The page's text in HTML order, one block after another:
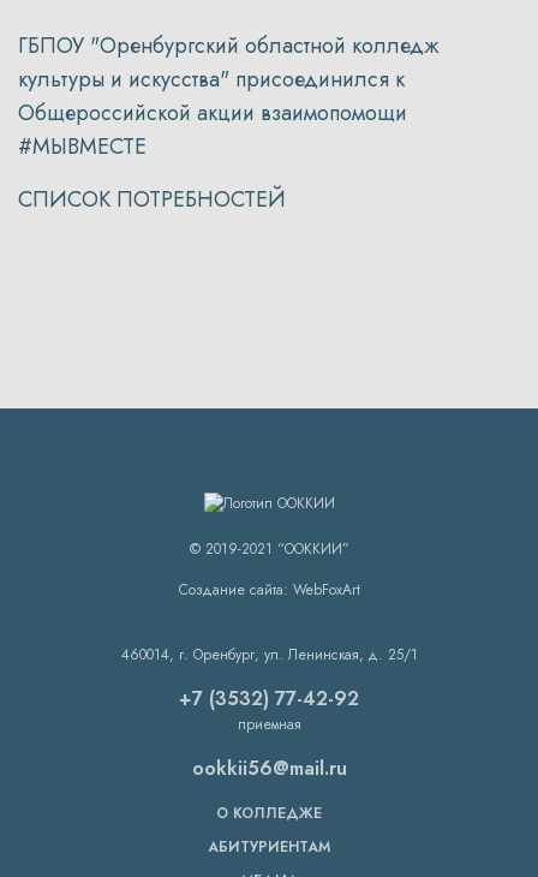
ГБПОУ "Оренбургский областной колледж
культуры и искусства" присоединился к
Общероссийской акции взаимопомощи
#МЫВМЕСТЕ
СПИСОК ПОТРЕБНОСТЕЙ
© 2019-2021 “ООККИИ”
Создание сайта: WebFoxArt
460014, г. Оренбург, ул. Ленинская, д. 25/1
+7 (3532) 77-42-92
приемная
ookkii56@mail.ru
О КОЛЛЕДЖЕ
АБИТУРИЕНТАМ